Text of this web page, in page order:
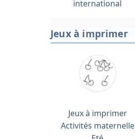
international
Jeux à imprimer
Jeux à imprimer
Activités maternelle